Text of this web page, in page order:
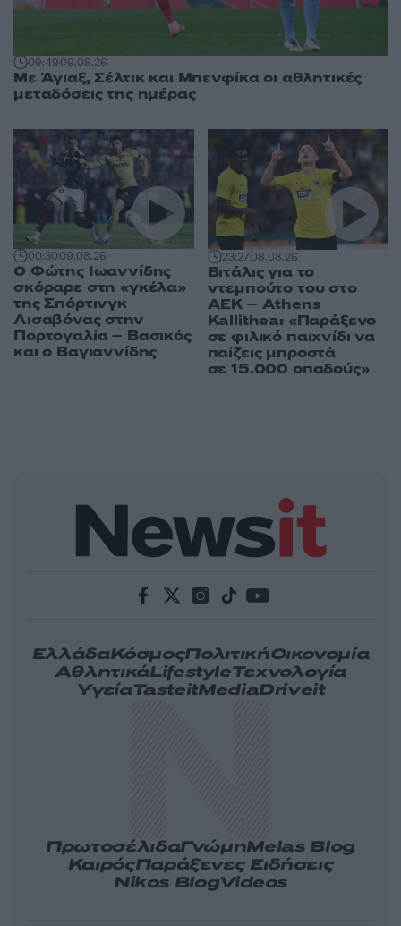
09:4909.08.26
Με Άγιαξ, Σέλτικ και Μπενφίκα οι αθλητικές
μεταδόσεις της ημέρας
00:3009.08.26
Ο Φώτης Ιωαννίδης
σκόραρε στη «γκέλα»
της Σπόρτινγκ
Λισαβόνας στην
Πορτογαλία – Βασικός
και ο Βαγιαννίδης
23:2708.08.26
Βιτάλις για το
ντεμπούτο του στο
ΑΕΚ – Athens
Kallithea: «Παράξενο
σε φιλικό παιχνίδι να
παίζεις μπροστά
σε 15.000 οπαδούς»
ΕλλάδαΚόσμοςΠολιτικήΟικονομία
ΑθλητικάLifestyleΤεχνολογία
ΥγείαTasteitMediaDriveit
ΠρωτοσέλιδαΓνώμηMelas Blog
ΚαιρόςΠαράξενες Ειδήσεις
Nikos BlogVideos